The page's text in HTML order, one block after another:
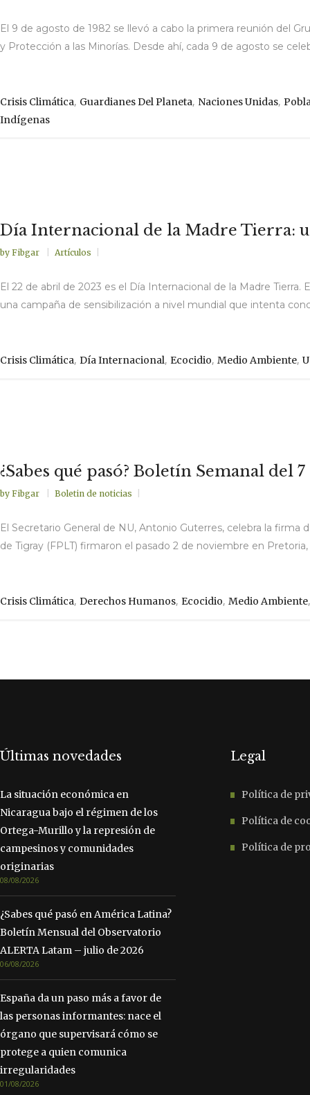
El 9 de agosto de 1982 se llevó a cabo la primera reunión del
y Protección a las Minorías. Desde ahí, cada 9 de agosto se
Crisis Climática, Guardianes Del Planeta, Naciones Unidas,
Indígenas
Día Internacional de la Madre Tierra:
by Fibgar Artículos
El 22 de abril de 2023 es el Día Internacional de la Madre
una campaña de sensibilización a nivel mundial que intenta
Crisis Climática, Día Internacional, Ecocidio, Medio Ambiente,
¿Sabes qué pasó? Boletín Semanal del
by Fibgar Boletin de noticias
El Secretario General de NU, Antonio Guterres, celebra la
de Tigray (FPLT) firmaron el pasado 2 de noviembre en
Crisis Climática, Derechos Humanos, Ecocidio, Medio Ambiente
Últimas novedades
La situación económica en
Nicaragua bajo el régimen de los
Ortega-Murillo y la represión de
campesinos y comunidades
originarias
08/08/2026
¿Sabes qué pasó en América Latina?
Boletín Mensual del Observatorio
ALERTA Latam – julio de 2026
06/08/2026
España da un paso más a favor de
las personas informantes: nace el
órgano que supervisará cómo se
protege a quien comunica
irregularidades
01/08/2026
Legal
Política de
Política de
Política de